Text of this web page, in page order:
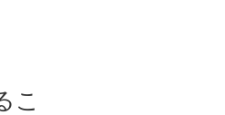
こ